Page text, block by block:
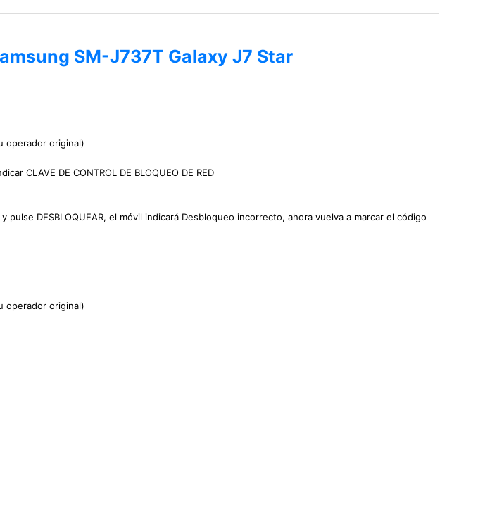
SM-J737T Galaxy J7 Star
operador original)
CLAVE DE CONTROL DE BLOQUEO DE RED
y pulse DESBLOQUEAR, el móvil indicará Desbloqueo incorrecto, ahora vuelva a marcar el código
operador original)